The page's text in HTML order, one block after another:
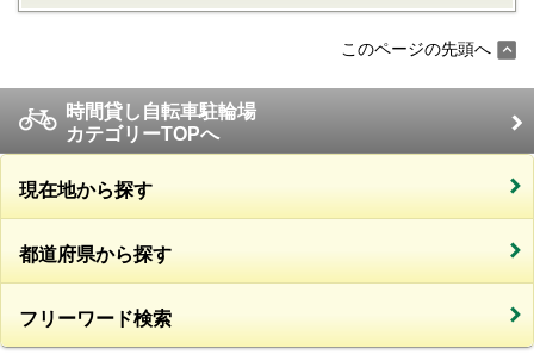
このページの先頭へ
時間貸し自転車駐輪場
カテゴリーTOPへ
現在地から探す
都道府県から探す
フリーワード検索